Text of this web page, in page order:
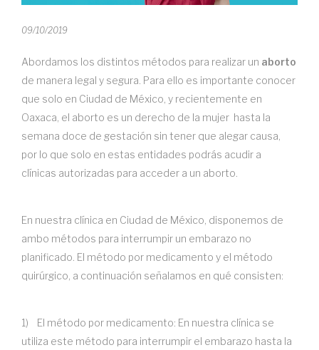
09/10/2019
Abordamos los distintos métodos para realizar un aborto
de manera legal y segura. Para ello es importante conocer
que solo en Ciudad de México, y recientemente en
Oaxaca, el aborto es un derecho de la mujer hasta la
semana doce de gestación sin tener que alegar causa,
por lo que solo en estas entidades podrás acudir a
clínicas autorizadas para acceder a un aborto.
En nuestra clínica en Ciudad de México, disponemos de
ambo métodos para interrumpir un embarazo no
planificado. El método por medicamento y el método
quirúrgico, a continuación señalamos en qué consisten:
1) El método por medicamento: En nuestra clínica se
utiliza este método para interrumpir el embarazo hasta la